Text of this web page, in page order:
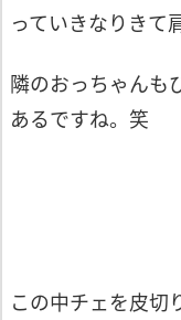
っていきなりきて
隣のおっちゃんも
あるですね。笑
この中チェを皮切